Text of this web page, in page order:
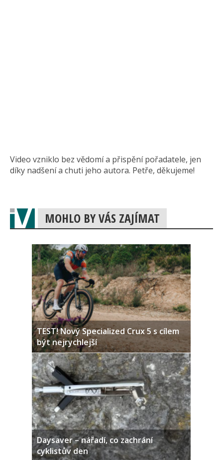
Video vzniklo bez vědomí a přispění pořadatele, jen
díky nadšení a chuti jeho autora. Petře, děkujeme!
MOHLO BY VÁS ZAJÍMAT
TEST! Nový Specialized Crux 5 s cílem
být nejrychlejší
Daysaver – nářadí, co zachrání
cyklistův den